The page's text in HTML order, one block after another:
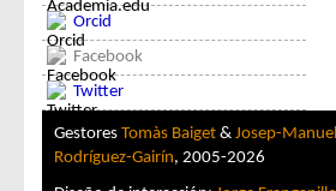
Orcid
Facebook
Twitter
Gestores Tomàs Baiget & Josep-Manuel
Rodríguez-Gairín, 2005-2026